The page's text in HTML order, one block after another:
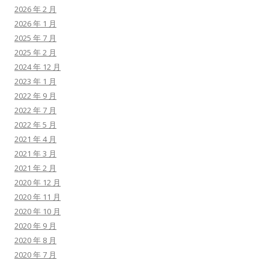
2026 年 2 月
2026 年 1 月
2025 年 7 月
2025 年 2 月
2024 年 12 月
2023 年 1 月
2022 年 9 月
2022 年 7 月
2022 年 5 月
2021 年 4 月
2021 年 3 月
2021 年 2 月
2020 年 12 月
2020 年 11 月
2020 年 10 月
2020 年 9 月
2020 年 8 月
2020 年 7 月